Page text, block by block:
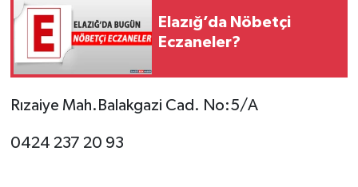
Elazığ’da Nöbetçi
Eczaneler?
Rızaiye Mah.Balakgazi Cad. No:5/A
0424 237 20 93